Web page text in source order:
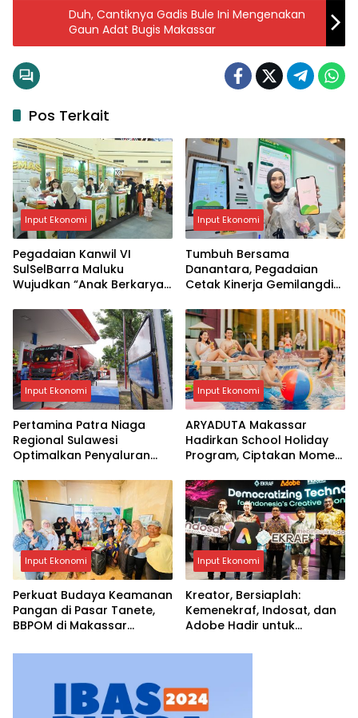
Duh, Cantiknya Gadis Bule Ini Mengenakan
Gaun Adat Bugis Makassar
Pos Terkait
Input Ekonomi
Pegadaian Kanwil VI
SulSelBarra Maluku
Wujudkan “Anak Berkarya,
Pameran UMKM dan Bazar
Emas
Input Ekonomi
Tumbuh Bersama
Danantara, Pegadaian
Cetak Kinerja Gemilangdi
Input Ekonomi
Pertamina Patra Niaga
Regional Sulawesi
Optimalkan Penyaluran
Input Ekonomi
ARYADUTA Makassar
Hadirkan School Holiday
Program, Ciptakan Momen
Berkualitas untuk Keluarga
Input Ekonomi
Perkuat Budaya Keamanan
Pangan di Pasar Tanete,
BBPOM di Makassar
Pangan Aman Berbasis
Input Ekonomi
Kreator, Bersiaplah:
Kemenekraf, Indosat, dan
Adobe Hadir untuk
Menjadi Peluang Nyata